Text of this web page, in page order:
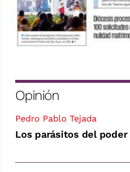
Opinión
Pedro Pablo Tejada
Los parásitos del poder